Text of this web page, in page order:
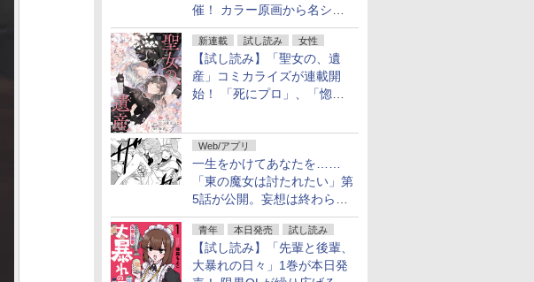
催！ カラー原画から名シー
ンの原稿まで
新連載 試し読み 女性
【試し読み】「聖女の、遺
産」コミカライズが連載開
始！ 「死にプロ」、「惚れ
Web/アプリ
一生をかけてあなたを……
「東の魔女は討たれたい」第
5話が公開。妄想は終わらな
い
青年 本日発売 試し読み
【試し読み】「先輩と後輩、
大暴れの日々」1巻が本日発